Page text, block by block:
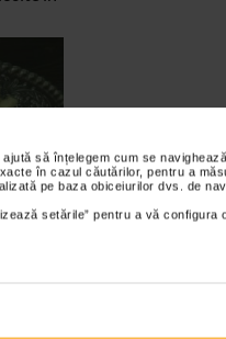
să înțelegem cum se
în cazul căutărilor, pentru a
pe baza obiceiurilor dvs. de
setările” pentru a vă configura